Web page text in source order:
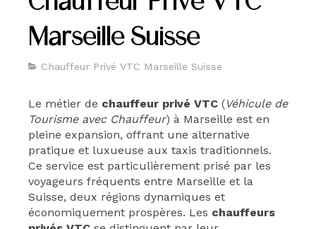
Marseille Suisse
Chauffeur Privé VTC Marseille Suisse
Le métier de chauffeur privé VTC (Véhicule de
Tourisme avec Chauffeur) à Marseille est en
pleine expansion, offrant une alternative
pratique et luxueuse aux taxis traditionnels.
Ce service est particulièrement prisé par les
voyageurs fréquents entre Marseille et la
Suisse, deux régions dynamiques et
économiquement prospères. Les chauffeurs